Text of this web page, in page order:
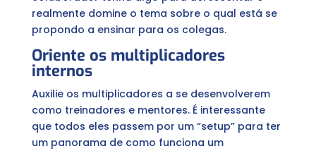
realmente domine o tema sobre o qual está se
propondo a ensinar para os colegas.
Oriente os multiplicadores
internos
Auxilie os multiplicadores a se desenvolverem
como treinadores e mentores. É interessante
que todos eles passem por um “setup” para ter
um panorama de como funciona um